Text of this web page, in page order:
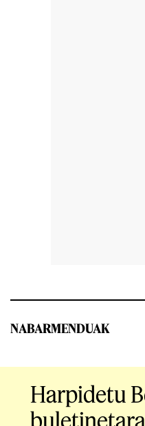
NABARMENDUAK
Harpidetu
buletinetara